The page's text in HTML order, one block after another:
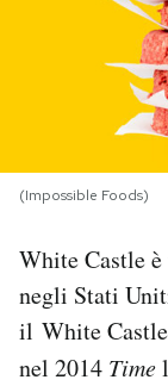
I MIEI
CALENDARIO
(Impossible Foods)
White Castle
negli Stati
il White Castle
nel 2014 Time